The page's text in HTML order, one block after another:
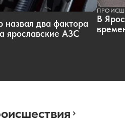
назвал два фактора
ярославские АЗС
В